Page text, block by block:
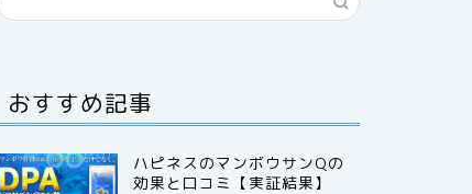
おすすめ記事
ハピネスのマンボウサンQの
効果と口コミ【実証結果】